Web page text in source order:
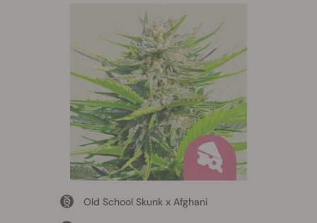
Old School Skunk x Afghani